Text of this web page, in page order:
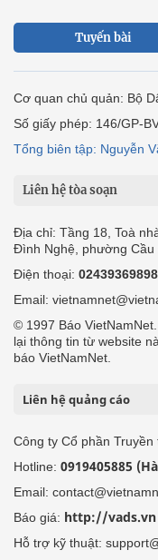
Tuyến bài
Cơ quan chủ quản: Bộ
Số giấy phép: 146/GP-
Tổng biên tập: Nguyễn
Liên hệ tòa soạn
Địa chỉ: Tầng 18, Toà
Đình Nghệ, phường Cầu
Điện thoại: 02439369898
Email:
© 1997 Báo
lại thông tin từ website
báo VietNamNet.
Liên hệ quảng cáo
Công ty Cổ phần
Hotline: 0919405885
Email:
Báo giá: http://vads.vn
Hỗ trợ kỹ thuật: